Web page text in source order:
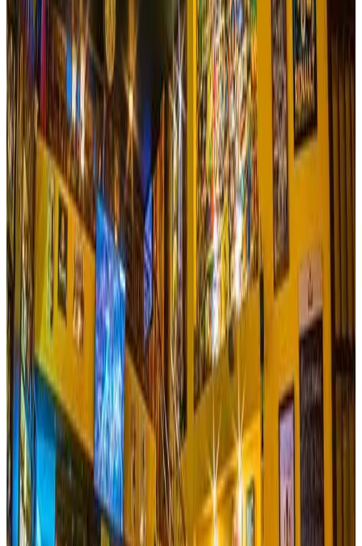
Ver sitio →
Ibagué
El Cural Parilla
La perfecta fusión entre el campo y la parrilla… A pocos
kilómetros de Ibagué podrás disfrutar de una deliciosa
parrilla campestre en el Restaurante El Cural Parrilla, te
deleitarás con comida típica, zona de juegos para los más
pequeñitos y todo rodeado por un ambiente único y natural;
su amplio salón es una buena opción para que programes
allí cualquier tipo de evento, familiar o empresarial.
Reservar